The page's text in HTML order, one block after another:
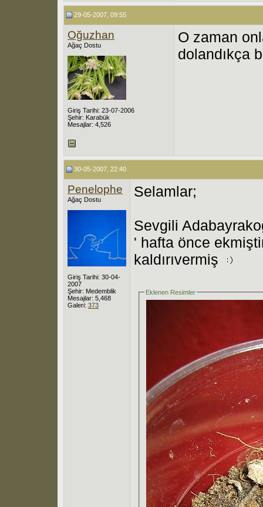
29-05-2007, 09:55
Oğuzhan
Ağaç Dostu
Giriş Tarihi: 23-07-2006
Şehir: Karabük
Mesajlar: 4,526
O zaman
dolandıkça
30-05-2007, 22:40
Penelophe
Ağaç Dostu
Giriş Tarihi: 30-04-
2007
Şehir: Medemblik
Mesajlar: 5,468
Galeri: 373
Selamlar;
Sevgili
' hafta önce
kaldırıvermiş
Eklenen Resimler